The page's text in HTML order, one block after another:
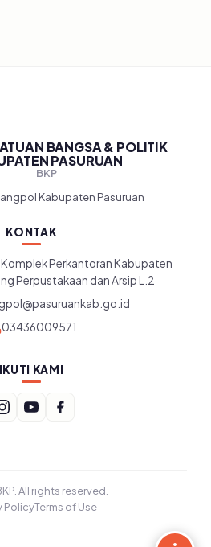
BANGSA & POLITIK
PASURUAN
BKP
Kabupaten Pasuruan
KONTAK
Komplek Perkantoran Kabupaten
Perpustakaan dan Arsip L.2
03436009571
IKUTI KAMI
All rights reserved.
PolicyTerms of Use